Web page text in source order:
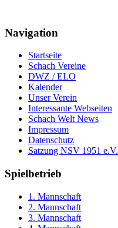
Navigation
Startseite
Schach Vereine
DWZ / ELO
Kalender
Unser Verein
Interessante Webseiten
Schach Welt News
Impressum
Datenschutz
Satzung NSV 1951 e.V.
Spielbetrieb
1. Mannschaft
2. Mannschaft
3. Mannschaft